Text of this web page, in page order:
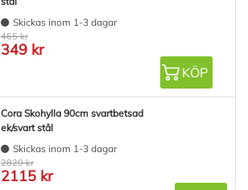
Skickas inom 1-3 dagar
465 kr
349 kr
KÖP
Cora Skohylla 90cm svartbetsad
ek/svart stål
Skickas inom 1-3 dagar
2820 kr
2115 kr